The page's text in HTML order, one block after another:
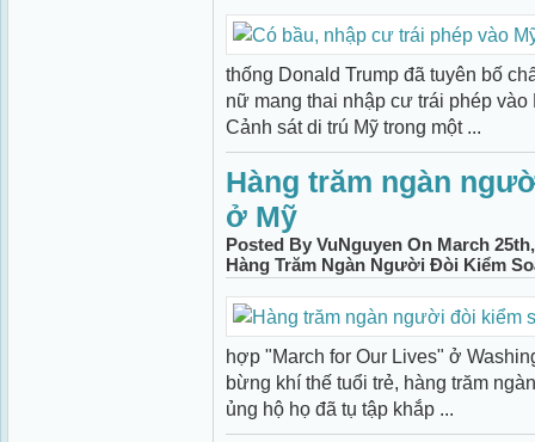
thống Donald Trump đã tuyên bố
nữ mang thai nhập cư trái phép
Cảnh sát di trú Mỹ trong một ...
Hàng trăm ngàn
ở Mỹ
Posted By VuNguyen On March
Hàng Trăm Ngàn Người Đòi Kiểm
hợp "March for Our Lives" ở
bừng khí thế tuổi trẻ, hàng trăm
ủng hộ họ đã tụ tập khắp ...